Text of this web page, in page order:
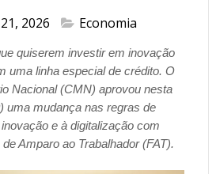
2026 Economia
quiserem investir em inovação
uma linha especial de crédito. O
Nacional (CMN) aprovou nesta
uma mudança nas regras de
e à digitalização com
Amparo ao Trabalhador (FAT).